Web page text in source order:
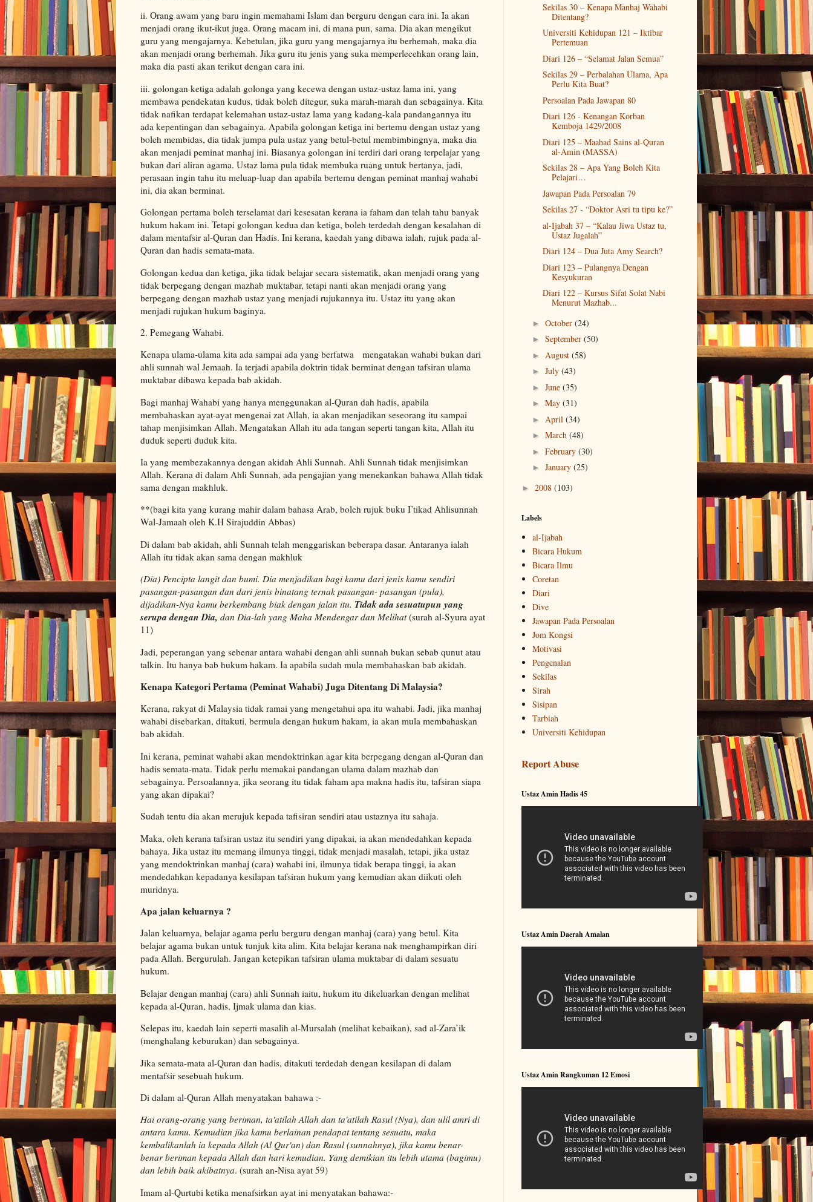
ii. Orang awam yang baru ingin memahami Islam dan berguru dengan cara ini. Ia akan
menjadi orang ikut-ikut juga. Orang macam ini, di mana pun, sama. Dia akan mengikut
guru yang mengajarnya. Kebetulan, jika guru yang mengajarnya itu berhemah, maka dia
akan menjadi orang berhemah. Jika guru itu jenis yang suka memperlecehkan orang lain,
maka dia pasti akan terikut dengan cara ini.
iii. golongan ketiga adalah golonga yang kecewa dengan ustaz-ustaz lama ini, yang
membawa pendekatan kudus, tidak boleh ditegur, suka marah-marah dan sebagainya. Kita
tidak nafikan terdapat kelemahan ustaz-ustaz lama yang kadang-kala pandangannya itu
ada kepentingan dan sebagainya. Apabila golongan ketiga ini bertemu dengan ustaz yang
boleh membidas, dia tidak jumpa pula ustaz yang betul-betul membimbingnya, maka dia
akan menjadi peminat manhaj ini. Biasanya golongan ini terdiri dari orang terpelajar yang
bukan dari aliran agama. Ustaz lama pula tidak membuka ruang untuk bertanya, jadi,
perasaan ingin tahu itu meluap-luap dan apabila bertemu dengan peminat manhaj wahabi
ini, dia akan berminat.
Golongan pertama boleh terselamat dari kesesatan kerana ia faham dan telah tahu banyak
hukum hakam ini. Tetapi golongan kedua dan ketiga, boleh terdedah dengan kesalahan di
dalam mentafsir al-Quran dan Hadis. Ini kerana, kaedah yang dibawa ialah, rujuk pada al-
Quran dan hadis semata-mata.
Golongan kedua dan ketiga, jika tidak belajar secara sistematik, akan menjadi orang yang
tidak berpegang dengan mazhab muktabar, tetapi nanti akan menjadi orang yang
berpegang dengan mazhab ustaz yang menjadi rujukannya itu. Ustaz itu yang akan
menjadi rujukan hukum baginya.
2. Pemegang Wahabi.
Kenapa ulama-ulama kita ada sampai ada yang berfatwa mengatakan wahabi bukan dari
ahli sunnah wal Jemaah. Ia terjadi apabila doktrin tidak berminat dengan tafsiran ulama
muktabar dibawa kepada bab akidah.
Bagi manhaj Wahabi yang hanya menggunakan al-Quran dah hadis, apabila
membahaskan ayat-ayat mengenai zat Allah, ia akan menjadikan seseorang itu sampai
tahap menjisimkan Allah. Mengatakan Allah itu ada tangan seperti tangan kita, Allah itu
duduk seperti duduk kita.
Ia yang membezakannya dengan akidah Ahli Sunnah. Ahli Sunnah tidak menjisimkan
Allah. Kerana di dalam Ahli Sunnah, ada pengajian yang menekankan bahawa Allah tidak
sama dengan makhluk.
**(bagi kita yang kurang mahir dalam bahasa Arab, boleh rujuk buku I’tikad Ahlisunnah
Wal-Jamaah oleh K.H Sirajuddin Abbas)
Di dalam bab akidah, ahli Sunnah telah menggariskan beberapa dasar. Antaranya ialah
Allah itu tidak akan sama dengan makhluk
(Dia) Pencipta langit dan bumi. Dia menjadikan bagi kamu dari jenis kamu sendiri
pasangan-pasangan dan dari jenis binatang ternak pasangan- pasangan (pula),
dijadikan-Nya kamu berkembang biak dengan jalan itu. Tidakada sesuatupun yang
serupa dengan Dia, dan Dia-lah yang Maha Mendengar dan Melihat(surah al-Syura ayat
11)
Jadi, peperangan yang sebenar antara wahabi dengan ahli sunnah bukan sebab qunut atau
talkin. Itu hanya bab hukum hakam. Ia apabila sudah mula membahaskan bab akidah.
Kenapa Kategori Pertama (Peminat Wahabi) Juga Ditentang Di Malaysia?
Kerana, rakyat di Malaysia tidak ramai yang mengetahui apa itu wahabi. Jadi, jika manhaj
wahabi disebarkan, ditakuti, bermula dengan hukum hakam, ia akan mula membahaskan
bab akidah.
Ini kerana, peminat wahabi akan mendoktrinkan agar kita berpegang dengan al-Quran dan
hadis semata-mata. Tidak perlu memakai pandangan ulama dalam mazhab dan
sebagainya. Persoalannya, jika seorang itu tidak faham apa makna hadis itu, tafsiran siapa
yang akan dipakai?
Sudah tentu dia akan merujuk kepada tafisiran sendiri atau ustaznya itu sahaja.
Maka, oleh kerana tafsiran ustaz itu sendiri yang dipakai, ia akan mendedahkan kepada
bahaya. Jika ustaz itu memang ilmunya tinggi, tidak menjadi masalah, tetapi, jika ustaz
yang mendoktrinkan manhaj (cara) wahabi ini, ilmunya tidak berapa tinggi, ia akan
mendedahkan kepadanya kesilapan tafsiran hukum yang kemudian akan diikuti oleh
muridnya.
Apa jalan keluarnya ?
Jalan keluarnya, belajar agama perlu berguru dengan manhaj (cara) yang betul. Kita
belajar agama bukan untuk tunjuk kita alim. Kita belajar kerana nak menghampirkan diri
pada Allah. Bergurulah. Jangan ketepikan tafsiran ulama muktabar di dalam sesuatu
hukum.
Belajar dengan manhaj (cara) ahli Sunnah iaitu, hukum itu dikeluarkan dengan melihat
kepada al-Quran, hadis, Ijmak ulama dan kias.
Selepas itu, kaedah lain seperti masalih al-Mursalah (melihat kebaikan), sad al-Zara’ik
(menghalang keburukan) dan sebagainya.
Jika semata-mata al-Quran dan hadis, ditakuti terdedah dengan kesilapan di dalam
mentafsir sesebuah hukum.
Di dalam al-Quran Allah menyatakan bahawa :-
Hai orang-orang yang beriman, ta'atilah Allah dan ta'atilah Rasul (Nya), dan ulil amri di
antara kamu. Kemudian jika kamu berlainan pendapat tentang sesuatu, maka
kembalikanlah ia kepada Allah (Al Qur'an) dan Rasul (sunnahnya), jika kamu benar-
benar beriman kepada Allah dan hari kemudian. Yang demikian itu lebih utama (bagimu)
dan lebih baik akibatnya. (surah an-Nisa ayat 59)
Imam al-Qurtubi ketika menafsirkan ayat ini menyatakan bahawa:-
Sekilas 30 – Kenapa Manhaj Wahabi
Ditentang?
Universiti Kehidupan 121 – Iktibar
Pertemuan
Diari 126 – “Selamat Jalan Semua”
Sekilas 29 – Perbalahan Ulama, Apa
Perlu Kita Buat?
Persoalan Pada Jawapan 80
Diari 126 - Kenangan Korban
Kemboja 1429/2008
Diari 125 – Maahad Sains al-Quran
al-Amin (MASSA)
Sekilas 28 – Apa Yang Boleh Kita
Pelajari…
Jawapan Pada Persoalan 79
Sekilas 27 - “Doktor Asri tu tipu ke?”
al-Ijabah 37 – “Kalau Jiwa Ustaz tu,
Ustaz Jugalah”
Diari 124 – Dua Juta Amy Search?
Diari 123 – Pulangnya Dengan
Kesyukuran
Diari 122 – Kursus Sifat Solat Nabi
Menurut Mazhab...
► October (24)
► September (50)
► August (58)
► July (43)
► June (35)
► May (31)
► April (34)
► March (48)
► February (30)
► January (25)
► 2008 (103)
Labels
al-Ijabah
Bicara Hukum
Bicara Ilmu
Coretan
Diari
Dive
Jawapan Pada Persoalan
Jom Kongsi
Motivasi
Pengenalan
Sekilas
Sirah
Sisipan
Tarbiah
Universiti Kehidupan
Report Abuse
Ustaz Amin Hadis 45
Ustaz Amin Daerah Amalan
Ustaz Amin Rangkuman 12 Emosi